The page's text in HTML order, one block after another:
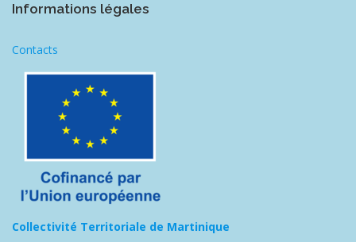
Informations légales
Contacts
Collectivité Territoriale de Martinique